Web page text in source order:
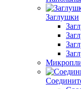
Заглушки